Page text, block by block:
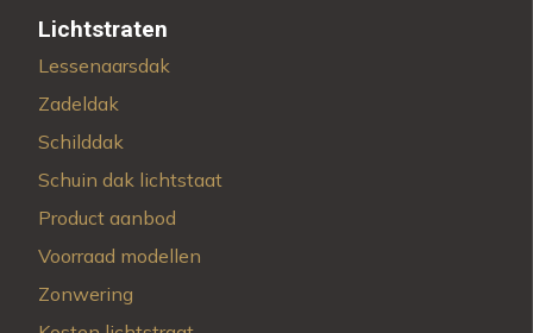
Lichtstraten
Lessenaarsdak
Zadeldak
Schilddak
Schuin dak lichtstaat
Product aanbod
Voorraad modellen
Zonwering